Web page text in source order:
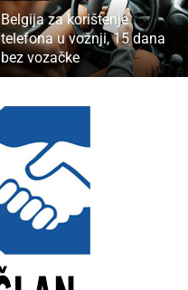
Belgija za korištenje
telefona u vožnji, 15 dana
bez vozačke